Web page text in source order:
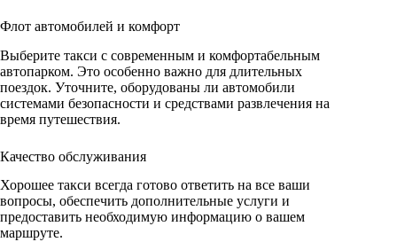
Флот автомобилей и комфорт
Выберите такси с современным и комфортабельным
автопарком. Это особенно важно для длительных
поездок. Уточните, оборудованы ли автомобили
системами безопасности и средствами развлечения на
время путешествия.
Качество обслуживания
Хорошее такси всегда готово ответить на все ваши
вопросы, обеспечить дополнительные услуги и
предоставить необходимую информацию о вашем
маршруте.